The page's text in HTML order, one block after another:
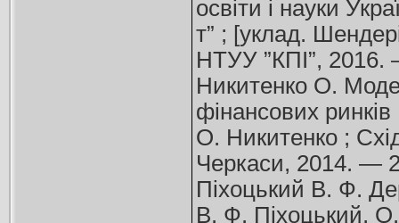
освіти і науки
т” ; [уклад.
НТУУ ”КПІ”, 2016.
Никитенко О.
фінансових
О. Никитенко ;
Черкаси, 2014. —
Піхоцький В. Ф.
В. Ф. Піхоцький, О.